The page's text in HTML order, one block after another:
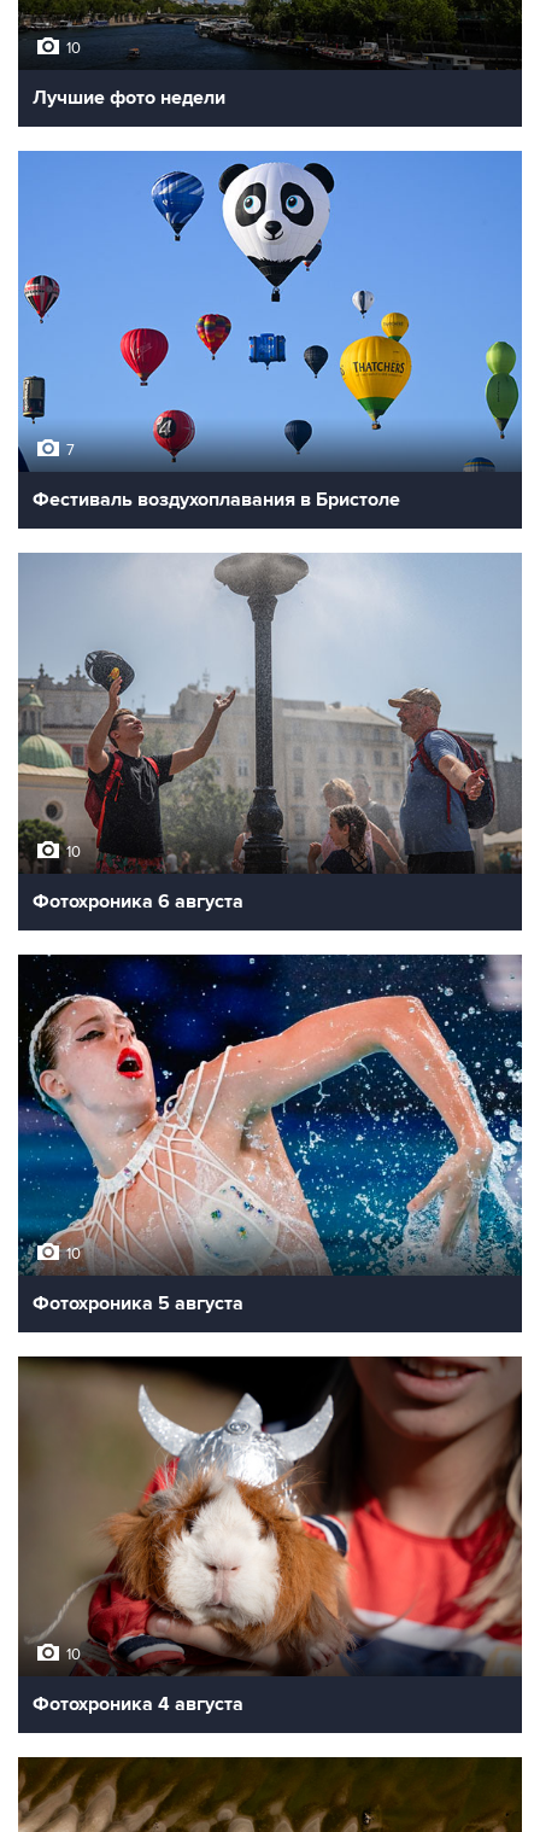
10
Лучшие фото недели
7
Фестиваль воздухоплавания в Бристоле
10
Фотохроника 6 августа
10
Фотохроника 5 августа
10
Фотохроника 4 августа